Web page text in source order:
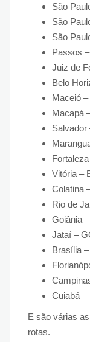
São
São
São
Passos
Juiz de
Belo
Maceió –
Macapá
Salvador
Vitória –
Colatina
Rio de
Goiânia
Jataí –
Brasília
Cuiabá –
E são várias
rotas.